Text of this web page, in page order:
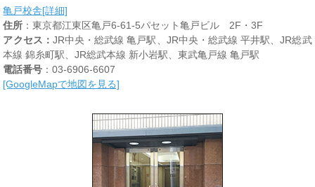
亀戸校舎[詳細]
住所 ：東京都江東区亀戸6-61-5パセット亀戸ビル 2F・3F
アクセス： JR中央・総武線 亀戸駅、JR中央・総武線 平井駅、JR総武
本線 錦糸町駅、JR総武本線 新小岩駅、東武亀戸線 亀戸駅
電話番号 ：03-6906-6607
[GoogleMapで地図を見る]